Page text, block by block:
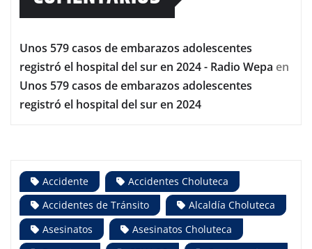
Unos 579 casos de embarazos adolescentes
registró el hospital del sur en 2024 - Radio Wepa en
Unos 579 casos de embarazos adolescentes
registró el hospital del sur en 2024
Accidente
Accidentes Choluteca
Accidentes de Tránsito
Alcaldía Choluteca
Asesinatos
Asesinatos Choluteca